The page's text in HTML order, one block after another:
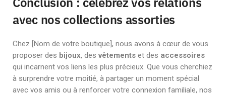
avec nos collections assorties
Chez [Nom de votre boutique], nous avons à cœur de vous
proposer des bijoux, des vêtements et des accessoires
qui incarnent vos liens les plus précieux. Que vous cherchiez
à surprendre votre moitié, à partager un moment spécial
avec vos amis ou à renforcer votre connexion familiale, nos